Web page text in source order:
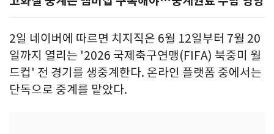
2일 네이버에 따르면 치지직은 6월 12일부터 7월 20
일까지 열리는 '2026 국제축구연맹(FIFA) 북중미 월
드컵' 전 경기를 생중계한다. 온라인 플랫폼 중에서는
단독으로 중계를 맡았다.